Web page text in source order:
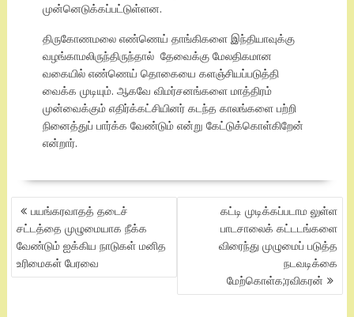
முன்னெடுக்கப்பட்டுள்ளன.
திருகோணமலை எண்ணெய் தாங்கிகளை இந்தியாவுக்கு
வழங்காமலிருந்திருந்தால் தேவைக்கு மேலதிகமான
வகையில் எண்ணெய் தொகையை களஞ்சியப்படுத்தி
வைக்க முடியும். ஆகவே விமர்சனங்களை மாத்திரம்
முன்வைக்கும் எதிர்க்கட்சியினர் கடந்த காலங்களை பற்றி
நினைத்துப் பார்க்க வேண்டும் என்று கேட்டுக்கொள்கிறேன்
என்றார்.
POST
NAVIGATION
பயங்கரவாதத் தடைச்
சட்டத்தை முழுமையாக நீக்க
வேண்டும் ஐக்கிய நாடுகள் மனித
உரிமைகள் பேரவை
கட்டி முடிக்கப்படாம லுள்ள
பாடசாலைக் கட்டடங்களை
விரைந்து முழுமைப் படுத்த
நடவடிக்கை
மேற்கொள்க;ரவிகரன்